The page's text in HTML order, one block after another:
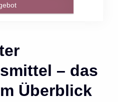
– das
Überblick